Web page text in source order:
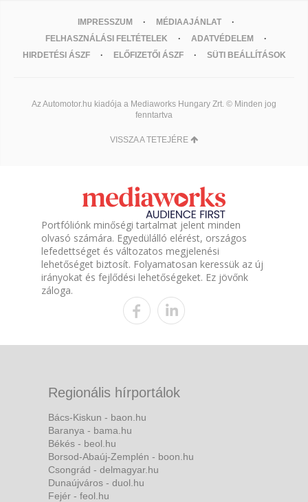
IMPRESSZUM
MÉDIAAJÁNLAT
FELHASZNÁLÁSI FELTÉTELEK
ADATVÉDELEM
HIRDETÉSI ÁSZF
ELŐFIZETŐI ÁSZF SÜTI BEÁLLÍTÁSOK
Az Automotor.hu kiadója a Mediaworks Hungary Zrt. © Minden jog
fenntartva
VISSZA A TETEJÉRE
Portfóliónk minőségi tartalmat jelent minden
olvasó számára. Egyedülálló elérést, országos
lefedettséget és változatos megjelenési
lehetőséget biztosít. Folyamatosan keressük az új
irányokat és fejlődési lehetőségeket. Ez jövőnk
záloga.
Regionális hírportálok
Bács-Kiskun - baon.hu
Baranya - bama.hu
Békés - beol.hu
Borsod-Abaúj-Zemplén - boon.hu
Csongrád - delmagyar.hu
Dunaújváros - duol.hu
Fejér - feol.hu